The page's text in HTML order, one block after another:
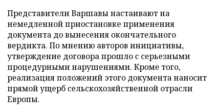
Представители Варшавы настаивают на
немедленной приостановке применения
документа до вынесения окончательного
вердикта. По мнению авторов инициативы,
утверждение договора прошло с серьезными
процедурными нарушениями. Кроме того,
реализация положений этого документа наносит
прямой ущерб сельскохозяйственной отрасли
Европы.